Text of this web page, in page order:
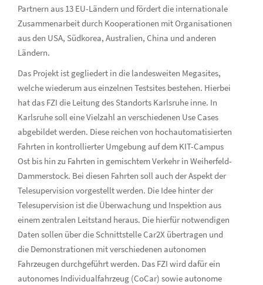
Partnern aus 13 EU-Ländern und fördert die internationale
Zusammenarbeit durch Kooperationen mit Organisationen
aus den USA, Südkorea, Australien, China und anderen
Ländern.
Das Projekt ist gegliedert in die landesweiten Megasites,
welche wiederum aus einzelnen Testsites bestehen. Hierbei
hat das FZI die Leitung des Standorts Karlsruhe inne. In
Karlsruhe soll eine Vielzahl an verschiedenen Use Cases
abgebildet werden. Diese reichen von hochautomatisierten
Fahrten in kontrollierter Umgebung auf dem KIT-Campus
Ost bis hin zu Fahrten in gemischtem Verkehr in Weiherfeld-
Dammerstock. Bei diesen Fahrten soll auch der Aspekt der
Telesupervision vorgestellt werden. Die Idee hinter der
Telesupervision ist die Überwachung und Inspektion aus
einem zentralen Leitstand heraus. Die hierfür notwendigen
Daten sollen über die Schnittstelle Car2X übertragen und
die Demonstrationen mit verschiedenen autonomen
Fahrzeugen durchgeführt werden. Das FZI wird dafür ein
autonomes Individualfahrzeug (CoCar) sowie autonome